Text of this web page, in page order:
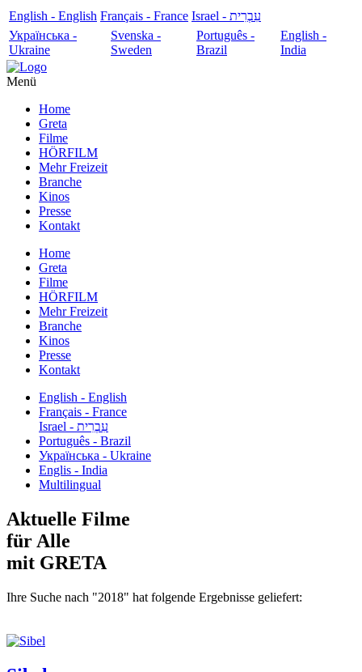
English - English Français - France
עִבְרִית - Israel
Українська -
Ukraine
Svenska -
Sweden
Português -
Brazil
English -
India
Menü
Home
Greta
Filme
HÖRFILM
Mehr Freizeit
Branche
Kinos
Presse
Kontakt
Home
Greta
Filme
HÖRFILM
Mehr Freizeit
Branche
Kinos
Presse
Kontakt
English - English
Français - France
עִבְרִית - Israel
Português - Brazil
Українська - Ukraine
Englis - India
Multilingual
Aktuelle Filme
für Alle
mit GRETA
Ihre Suche nach "2018" hat folgende Ergebnisse geliefert: